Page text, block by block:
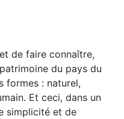
de faire connaître,
du pays du
formes : naturel,
Et ceci, dans un
simplicité et de